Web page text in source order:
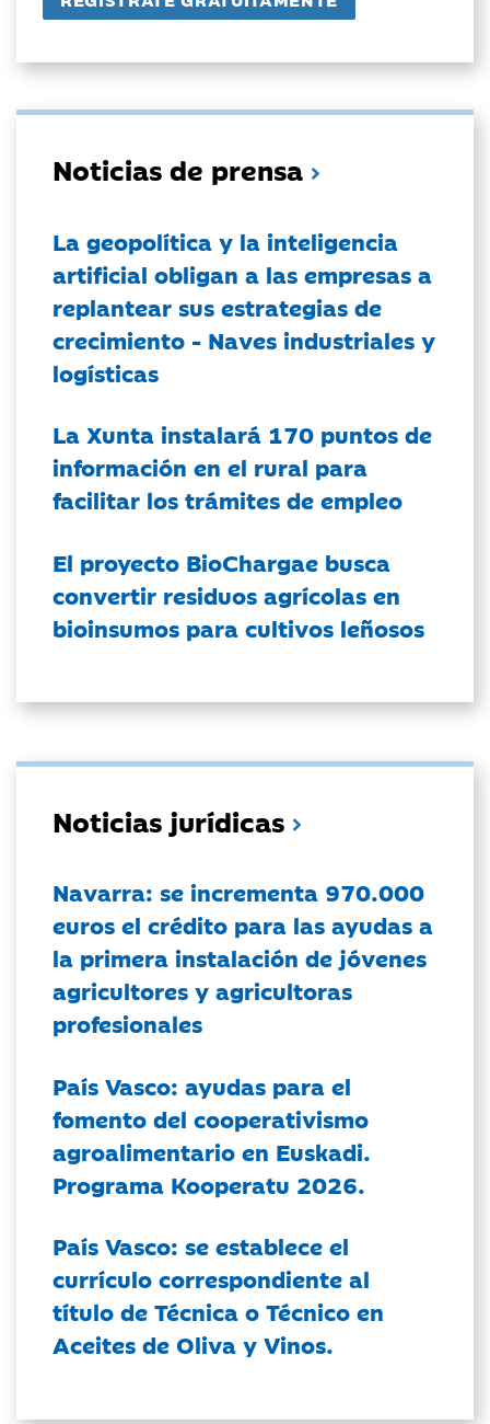
Noticias de prensa
La geopolítica y la inteligencia
artificial obligan a las empresas a
replantear sus estrategias de
crecimiento - Naves industriales y
logísticas
La Xunta instalará 170 puntos de
información en el rural para
facilitar los trámites de empleo
El proyecto BioChargae busca
convertir residuos agrícolas en
bioinsumos para cultivos leñosos
Noticias jurídicas
Navarra: se incrementa 970.000
euros el crédito para las ayudas a
la primera instalación de jóvenes
agricultores y agricultoras
profesionales
País Vasco: ayudas para el
fomento del cooperativismo
agroalimentario en Euskadi.
Programa Kooperatu 2026.
País Vasco: se establece el
currículo correspondiente al
título de Técnica o Técnico en
Aceites de Oliva y Vinos.